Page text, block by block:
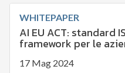
WHITEPAPER
AI EU ACT: standard
framework per le
17 Mag 2024